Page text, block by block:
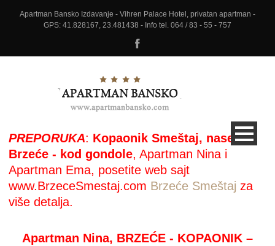
Apartman Bansko Izdavanje - Vihren Palace Hotel, privatan apartman -
GPS: 41.828167, 23.481438 - Info tel. 064 / 83 - 55 - 757
PREPORUKA: Kopaonik Smeštaj, naselje
Brzeće - kod gondole, Apartman Nina i
Apartman Ema, posetite web sajt
www.BrzeceSmestaj.com Brzeće Smeštaj za
više detalja.
Apartman Nina, BRZEĆE - KOPAONIK –